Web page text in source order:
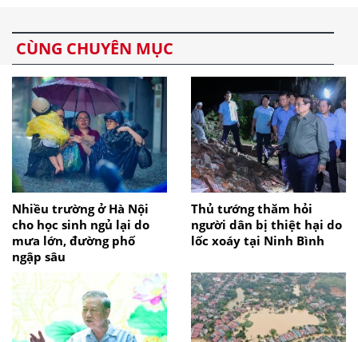
CÙNG CHUYÊN MỤC
Nhiều trường ở Hà Nội
cho học sinh ngủ lại do
mưa lớn, đường phố
ngập sâu
Thủ tướng thăm hỏi
người dân bị thiệt hại do
lốc xoáy tại Ninh Bình